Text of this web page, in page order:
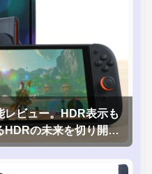
ビュー。HDR表示も
HDRの未来を切り開く